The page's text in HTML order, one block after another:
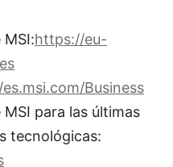
https://eu-
Business
MSI para las últimas
tecnológicas: